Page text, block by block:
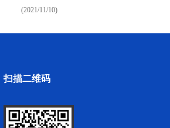
(2021/11/10)
扫描二维码